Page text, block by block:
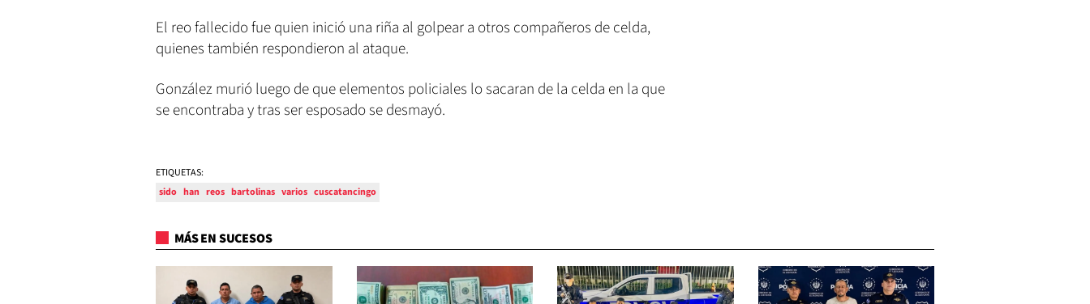
El reo fallecido fue quien inició una riña al golpear a otros compañeros de celda,
quienes también respondieron al ataque.
González murió luego de que elementos policiales lo sacaran de la celda en la que
se encontraba y tras ser esposado se desmayó.
ETIQUETAS:
sido han reos bartolinas varios cuscatancingo
MÁS EN SUCESOS